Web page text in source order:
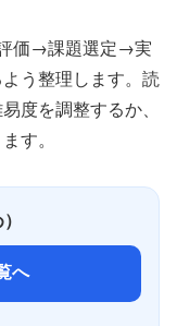
価→課題選定→実
う整理します。読
度を調整するか、
す。
へ